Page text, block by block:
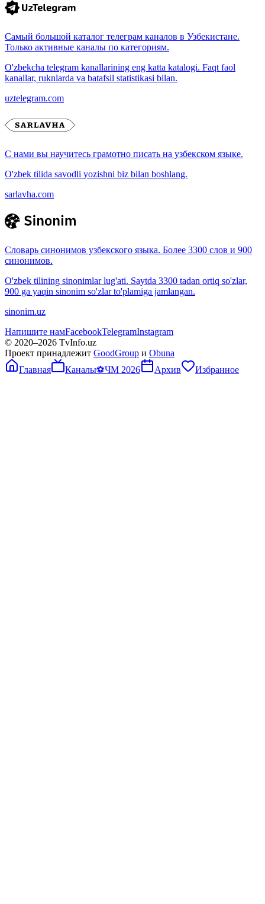
Самый большой каталог телеграм каналов в Узбекистане.
Только активные каналы по категориям.
O'zbekcha telegram kanallarining eng katta katalogi. Faqt faol
kanallar, ruknlarda va batafsil statistikasi bilan.
uztelegram.com
С нами вы научитесь грамотно писать на узбекском языке.
O'zbek tilida savodli yozishni biz bilan boshlang.
sarlavha.com
Словарь синонимов узбекского языка. Более 3300 слов и 900
синонимов.
O'zbek tilining sinonimlar lug'ati. Saytda 3300 tadan ortiq so'zlar,
900 ga yaqin sinonim so'zlar to'plamiga jamlangan.
sinonim.uz
Напишите намFacebookTelegramInstagram
© 2020–2026 TvInfo.uz
Проект принадлежит GoodGroup и Obuna
Главная
Каналы⚽ЧМ 2026 Архив Избранное